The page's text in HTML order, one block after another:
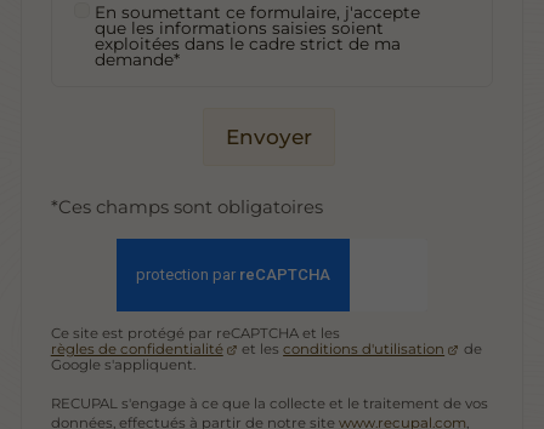
En soumettant ce formulaire, j'accepte
que les informations saisies soient
exploitées dans le cadre strict de ma
demande*
Envoyer
*Ces champs sont obligatoires
Ce site est protégé par reCAPTCHA et les
règles de confidentialité
et lesconditions d'utilisation
de
Google s'appliquent.
RECUPAL s'engage à ce que la collecte et le traitement de vos
données, effectués à partir de notre site www.recupal.com